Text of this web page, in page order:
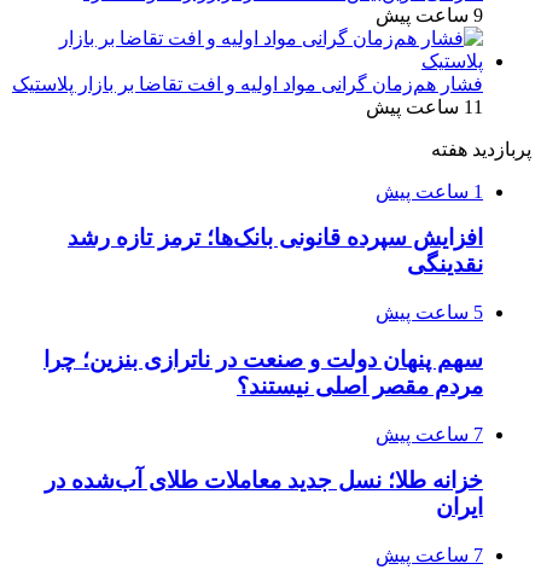
9 ساعت پیش
فشار هم‌زمان گرانی مواد اولیه و افت تقاضا بر بازار پلاستیک
11 ساعت پیش
پربازدید هفته
1 ساعت پیش
افزایش سپرده قانونی بانک‌ها؛ ترمز تازه رشد
نقدینگی
5 ساعت پیش
سهم پنهان دولت و صنعت در ناترازی بنزین؛ چرا
مردم مقصر اصلی نیستند؟
7 ساعت پیش
خزانه طلا؛ نسل جدید معاملات طلای آب‌شده در
ایران
7 ساعت پیش